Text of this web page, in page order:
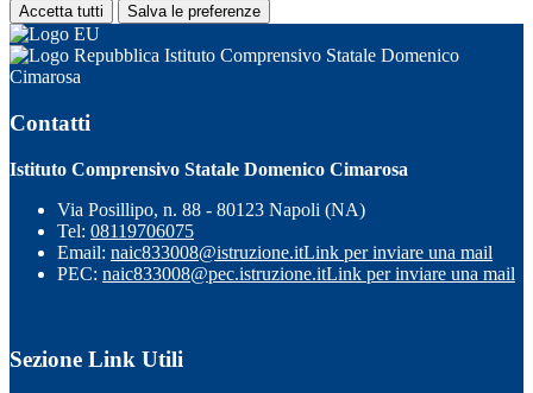
Accetta tutti Salva le preferenze
Istituto Comprensivo Statale Domenico
Cimarosa
Contatti
Istituto Comprensivo Statale Domenico Cimarosa
Via Posillipo, n. 88 - 80123 Napoli (NA)
Tel: 08119706075
Email: naic833008@istruzione.itLink per inviare una mail
PEC: naic833008@pec.istruzione.itLink per inviare una mail
Sezione Link Utili